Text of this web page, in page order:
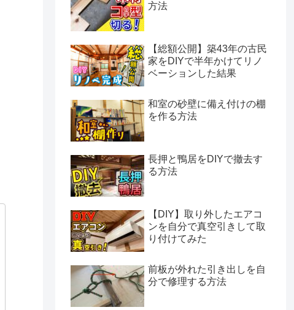
方法
【総額公開】築43年の古民
家をDIYで半年かけてリノ
ベーションした結果
和室の砂壁に備え付けの棚
を作る方法
長押と鴨居をDIYで撤去す
る方法
【DIY】取り外したエアコ
ンを自分で真空引きして取
り付けてみた
前板が外れた引き出しを自
分で修理する方法